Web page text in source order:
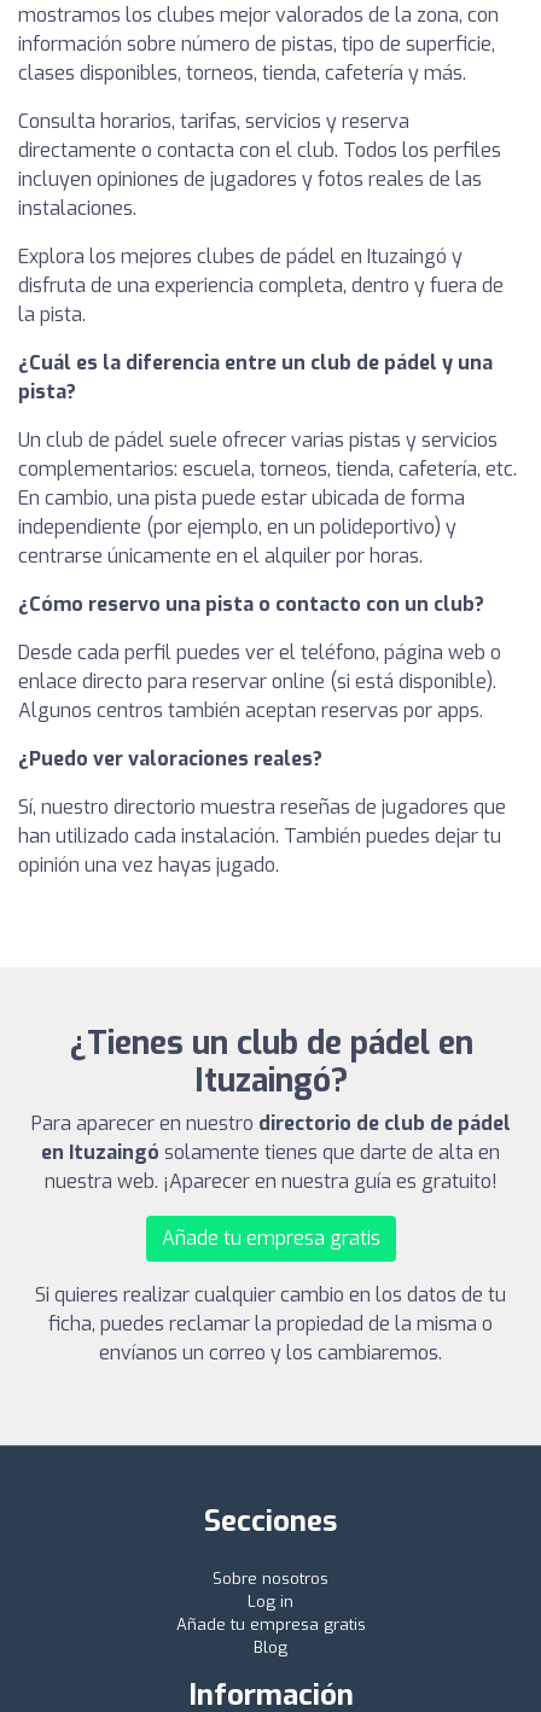
mostramos los clubes mejor valorados de la zona, con
información sobre número de pistas, tipo de superficie,
clases disponibles, torneos, tienda, cafetería y más.
Consulta horarios, tarifas, servicios y reserva
directamente o contacta con el club. Todos los perfiles
incluyen opiniones de jugadores y fotos reales de las
instalaciones.
Explora los mejores clubes de pádel en Ituzaingó y
disfruta de una experiencia completa, dentro y fuera de
la pista.
¿Cuál es la diferencia entre un club de pádel y una
pista?
Un club de pádel suele ofrecer varias pistas y servicios
complementarios: escuela, torneos, tienda, cafetería, etc.
En cambio, una pista puede estar ubicada de forma
independiente (por ejemplo, en un polideportivo) y
centrarse únicamente en el alquiler por horas.
¿Cómo reservo una pista o contacto con un club?
Desde cada perfil puedes ver el teléfono, página web o
enlace directo para reservar online (si está disponible).
Algunos centros también aceptan reservas por apps.
¿Puedo ver valoraciones reales?
Sí, nuestro directorio muestra reseñas de jugadores que
han utilizado cada instalación. También puedes dejar tu
opinión una vez hayas jugado.
¿Tienes un club de pádel en
Ituzaingó?
Para aparecer en nuestro directorio de club de pádel
en Ituzaingó solamente tienes que darte de alta en
nuestra web. ¡Aparecer en nuestra guía es gratuito!
Añade tu empresa gratis
Si quieres realizar cualquier cambio en los datos de tu
ficha, puedes reclamar la propiedad de la misma o
envíanos un correo y los cambiaremos.
Secciones
Sobre nosotros
Log in
Añade tu empresa gratis
Blog
Información